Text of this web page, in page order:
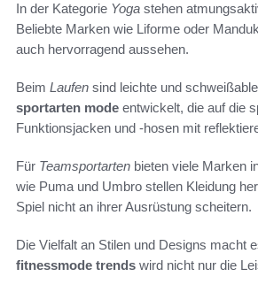
In der Kategorie Yoga stehen
Beliebte Marken wie Liforme oder
auch hervorragend aussehen.
Beim Laufen sind leichte und
sportarten mode entwickelt, die auf die
Funktionsjacken und -hosen mit
Für Teamsportarten bieten viele Marken
wie Puma und Umbro stellen Kleidung
Spiel nicht an ihrer Ausrüstung scheitern.
Die Vielfalt an Stilen und Designs macht
fitnessmode trends wird nicht nur die